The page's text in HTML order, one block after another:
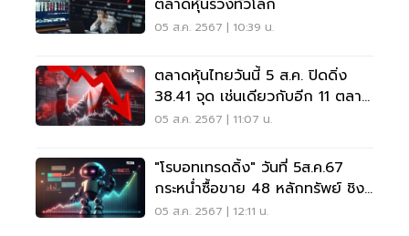
ตลาดหุ้นร่วงทั่วโลก
05 ส.ค. 2567 | 10:39 น.
ตลาดหุ้นไทยวันนี้ 5 ส.ค. ปิดดิ่ง
38.41 จุด เช่นเดียวกับอีก 11 ตลาด
หุ้นภูมิภาค
05 ส.ค. 2567 | 11:07 น.
"โรบอทเทรดดิ้ง" วันที่ 5ส.ค.67
กระหน่ำซื้อขาย 48 หลักทรัพย์ ชิง
วอลุ่มตลาด 40%
05 ส.ค. 2567 | 12:11 น.